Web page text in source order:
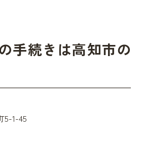
手続きは高知市の
5-1-45